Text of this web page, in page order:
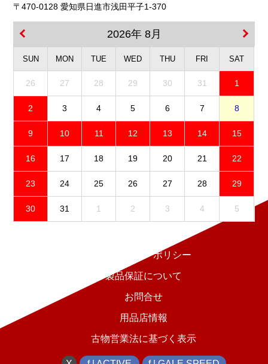
〒470-0128 愛知県日進市浅田平子1-370
2026年 8月
SUN MON TUE WED THU FRI SAT
26 27 28 29 30 31 1
2 3 4 5 6 7 8
9 10 11 12 13 14 15
16 17 18 19 20 21 22
23 24 25 26 27 28 29
30 31 1 2 3 4 5
プライバシーポリシー
製品保証について
お問合せ
用品店情報
古物営業法に基づく表示